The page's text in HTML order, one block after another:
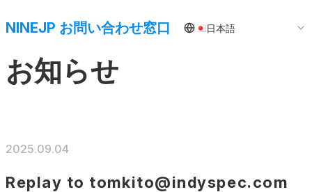
NINEJP お問い合わせ窓口 日本語
お知らせ
2025.09.04
Replay to tomkito@indyspec.com